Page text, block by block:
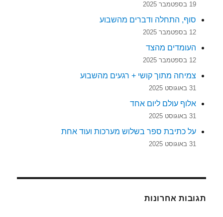
19 בספטמבר 2025
סוף, התחלה ודברים מהשבוע
12 בספטמבר 2025
העומדים מהצד
12 בספטמבר 2025
צמיחה מתוך קושי + רגעים מהשבוע
31 באוגוסט 2025
אלוף עולם ליום אחד
31 באוגוסט 2025
על כתיבת ספר בשלוש מערכות ועוד אחת
31 באוגוסט 2025
תגובות אחרונות